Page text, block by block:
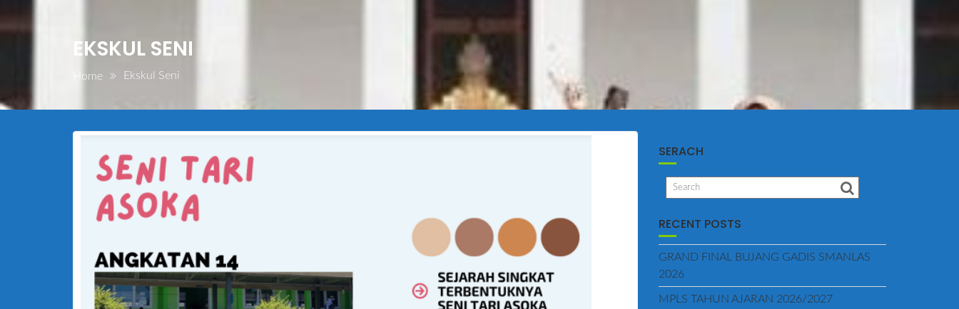
EKSKUL SENI
Home Ekskul Seni
SERACH
RECENT POSTS
GRAND FINAL BUJANG GADIS SMANLAS
2026
MPLS TAHUN AJARAN 2026/2027